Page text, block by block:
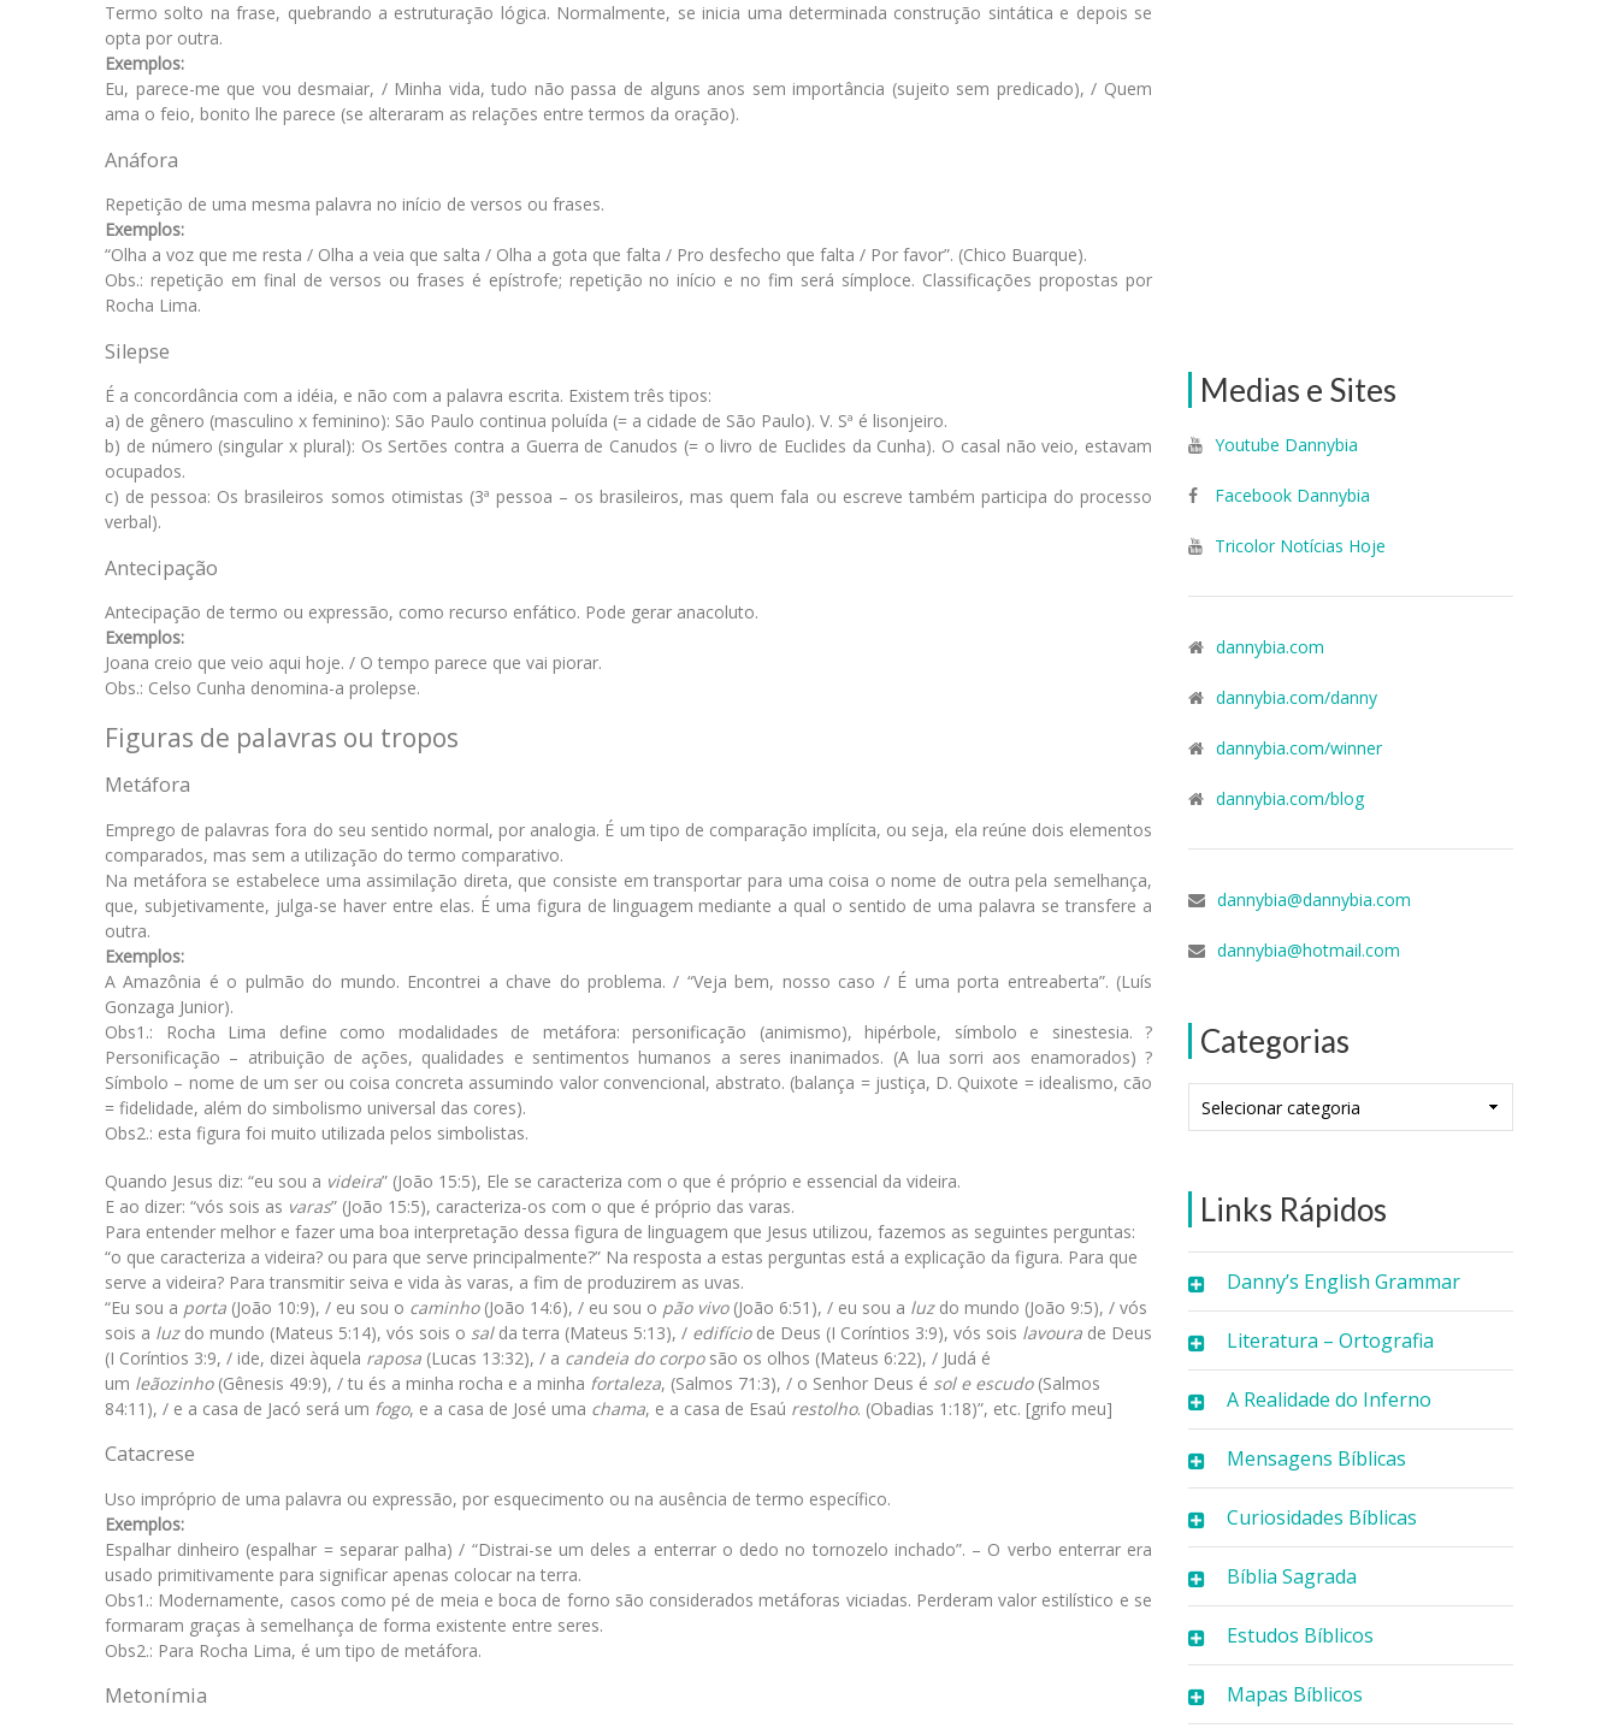
Medias e Sites
Youtube Dannybia
Facebook Dannybia
Tricolor Notícias Hoje
dannybia.com
dannybia.com/danny
dannybia.com/winner
dannybia.com/blog
dannybia@dannybia.com
dannybia@hotmail.com
Categorias
Links Rápidos
Danny’s English Grammar
Literatura – Ortografia
A Realidade do Inferno
Mensagens Bíblicas
Curiosidades Bíblicas
Bíblia Sagrada
Estudos Bíblicos
Mapas Bíblicos
Termo solto na frase, quebrando a estruturação lógica. Normalmente, se inicia uma determinada construção sintática e depois se
opta por outra.
Exemplos:
Eu, parece-me que vou desmaiar, / Minha vida, tudo não passa de alguns anos sem importância (sujeito sem predicado), / Quem
ama o feio, bonito lhe parece (se alteraram as relações entre termos da oração).
Anáfora
Repetição de uma mesma palavra no início de versos ou frases.
Exemplos:
“Olha a voz que me resta / Olha a veia que salta / Olha a gota que falta / Pro desfecho que falta / Por favor”. (Chico Buarque).
Obs.: repetição em final de versos ou frases é epístrofe; repetição no início e no fim será símploce. Classificações propostas por
Rocha Lima.
Silepse
É a concordância com a idéia, e não com a palavra escrita. Existem três tipos:
a) de gênero (masculino x feminino): São Paulo continua poluída (= a cidade de São Paulo). V. Sª é lisonjeiro.
b) de número (singular x plural): Os Sertões contra a Guerra de Canudos (= o livro de Euclides da Cunha). O casal não veio, estavam
ocupados.
c) de pessoa: Os brasileiros somos otimistas (3ª pessoa – os brasileiros, mas quem fala ou escreve também participa do processo
verbal).
Antecipação
Antecipação de termo ou expressão, como recurso enfático. Pode gerar anacoluto.
Exemplos:
Joana creio que veio aqui hoje. / O tempo parece que vai piorar.
Obs.: Celso Cunha denomina-a prolepse.
Figuras de palavras ou tropos
Metáfora
Emprego de palavras fora do seu sentido normal, por analogia. É um tipo de comparação implícita, ou seja, ela reúne dois elementos
comparados, mas sem a utilização do termo comparativo.
Na metáfora se estabelece uma assimilação direta, que consiste em transportar para uma coisa o nome de outra pela semelhança,
que, subjetivamente, julga-se haver entre elas. É uma figura de linguagem mediante a qual o sentido de uma palavra se transfere a
outra.
Exemplos:
A Amazônia é o pulmão do mundo. Encontrei a chave do problema. / “Veja bem, nosso caso / É uma porta entreaberta”. (Luís
Gonzaga Junior).
Obs1.: Rocha Lima define como modalidades de metáfora: personificação (animismo), hipérbole, símbolo e sinestesia. ?
Personificação – atribuição de ações, qualidades e sentimentos humanos a seres inanimados. (A lua sorri aos enamorados) ?
Símbolo – nome de um ser ou coisa concreta assumindo valor convencional, abstrato. (balança = justiça, D. Quixote = idealismo, cão
= fidelidade, além do simbolismo universal das cores).
Obs2.: esta figura foi muito utilizada pelos simbolistas.
Quando Jesus diz: “eu sou a videira” (João 15:5), Ele se caracteriza com o que é próprio e essencial da videira.
E ao dizer: “vós sois as varas” (João 15:5), caracteriza-os com o que é próprio das varas.
Para entender melhor e fazer uma boa interpretação dessa figura de linguagem que Jesus utilizou, fazemos as seguintes perguntas:
“o que caracteriza a videira? ou para que serve principalmente?” Na resposta a estas perguntas está a explicação da figura. Para que
serve a videira? Para transmitir seiva e vida às varas, a fim de produzirem as uvas.
“Eu sou a porta (João 10:9), / eu sou o caminho(João 14:6), / eu sou o pão vivo(João 6:51), / eu sou a luzdo mundo (João 9:5), / vós
sois a luzdo mundo (Mateus 5:14), vós sois o salda terra (Mateus 5:13), / edifíciode Deus (I Coríntios 3:9), vós sois lavoura de Deus
(I Coríntios 3:9, / ide, dizei àquela raposa (Lucas 13:32), / a candeia do corposão os olhos (Mateus 6:22), / Judá é
um leãozinho(Gênesis 49:9), / tu és a minha rocha e a minha fortaleza, (Salmos 71:3), / o Senhor Deus é sol e escudo(Salmos
84:11), / e a casa de Jacó será um fogo, e a casa de José uma chama, e a casa de Esaú restolho. (Obadias 1:18)”, etc. [grifo meu]
Catacrese
Uso impróprio de uma palavra ou expressão, por esquecimento ou na ausência de termo específico.
Exemplos:
Espalhar dinheiro (espalhar = separar palha) / “Distrai-se um deles a enterrar o dedo no tornozelo inchado”. – O verbo enterrar era
usado primitivamente para significar apenas colocar na terra.
Obs1.: Modernamente, casos como pé de meia e boca de forno são considerados metáforas viciadas. Perderam valor estilístico e se
formaram graças à semelhança de forma existente entre seres.
Obs2.: Para Rocha Lima, é um tipo de metáfora.
Metonímia